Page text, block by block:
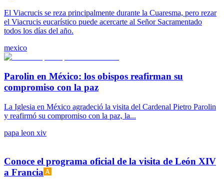
El Viacrucis se reza principalmente durante la Cuaresma, pero rezar
el Viacrucis eucarístico puede acercarte al Señor Sacramentado
todos los días del año.
mexico
Parolin en México: los obispos reafirman su
compromiso con la paz
La Iglesia en México agradeció la visita del Cardenal Pietro Parolin
y reafirmó su compromiso con la paz, la...
papa leon xiv
Conoce el programa oficial de la visita de León XIV
a Francia